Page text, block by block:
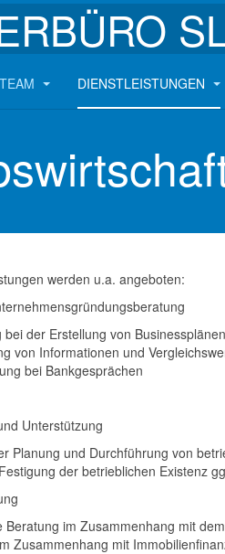
TEAM DIENSTLEISTUNGEN
werden u.a. angeboten:
bei der Erstellung von Businessplänen
von Informationen und
bei Bankgesprächen
Unterstützung
Planung und Durchführung von
der betrieblichen Existenz
Beratung im Zusammenhang mit
Zusammenhang mit